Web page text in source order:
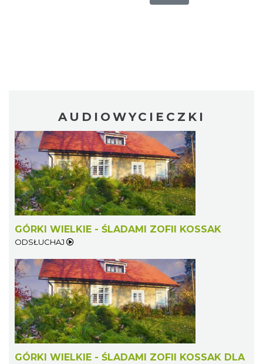
AUDIOWYCIECZKI
GÓRKI WIELKIE - ŚLADAMI ZOFII KOSSAK
ODSŁUCHAJ
GÓRKI WIELKIE - ŚLADAMI ZOFII KOSSAK DLA